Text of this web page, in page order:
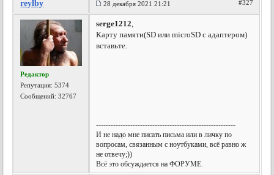
reylby 28 декабря 2021 21:21 #327
Редактор
Репутация:5374
Сообщений: 32767
serge1212,
Карту памяти(SD или microSD с адаптером)
вставьте.
---------------------------------------------------------
И не надо мне писать письма или в личку по
вопросам, связанным с ноутбуками, всё равно ж
не отвечу;))
Всё это обсуждается на ФОРУМЕ.